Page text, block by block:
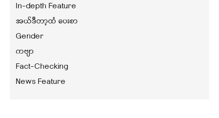
In-depth Feature
အယ်ဒီတာ့ထံ ပေးစာ
Gender
ကဗျာ
Fact-Checking
News Feature